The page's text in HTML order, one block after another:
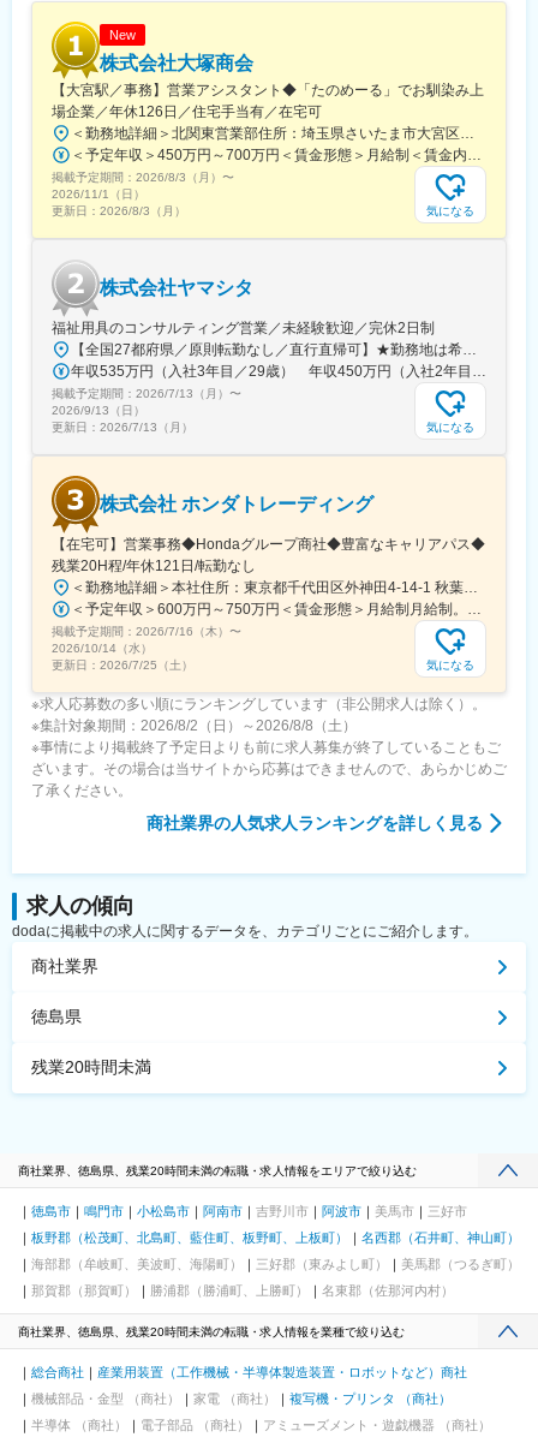
New
株式会社大塚商会
【大宮駅／事務】営業アシスタント◆「たのめーる」でお馴染み上
場企業／年休126日／住宅手当有／在宅可
＜勤務地詳細＞北関東営業部住所：埼玉県さいたま市大宮区桜木町1-195-1 大宮ソラミチKOZ 12階受動喫煙対策：屋内全面禁煙変更の範囲：会社の定める事業所（リモートワーク含む）
＜予定年収＞450万円～700万円＜賃金形態＞月給制＜賃金内訳＞月額（基本給）：274,000円～400,000円＜月給＞274,000円～400,000円＜昇給有無＞有＜残業手当＞有＜給与補足＞※経験・スキルを考慮のうえ、当社規定にて決定■昇給：年1回■賞与：年2回（7月・12月）賃金はあくまでも目安の金額であり、選考を通じて上下する可能性があります。月給(月額)は固定手当を含めた表記です。
掲載予定期間： 2026/8/3（月） 〜
2026/11/1（日）
更新日： 2026/8/3（月） 気になる
株式会社ヤマシタ
福祉用具のコンサルティング営業／未経験歓迎／完休2日制
【全国27都府県／原則転勤なし／直行直帰可】★勤務地は希望を考慮★拠点により車通勤OK※充足状況により、ご希望の勤務地での募集が終了している場合があります。※転居を伴う転勤の有無は、半年ごとに希望を伺い、選択いただけます。■東北■・宮城県（仙台市）■関東■・東京都（東京23区など）・神奈川県（横浜市など）・埼玉県（さいたま市など）・千葉県（千葉市など）・茨城県（水戸市）・栃木県（宇都宮市／足利市）・群馬県（前橋市）■東海■・愛知県（名古屋市／豊田市／豊橋市／小牧市）・静岡県（静岡市／浜松市／沼津市／焼津市／富士市）・岐阜県（岐阜市）・三重県（四日市市）■信越・北陸■・長野県（長野市）・山梨県（甲府市）・石川県（金沢市）・富山県（富山市）・福井県（福井市）■関西■・大阪府・兵庫県（神戸市／尼崎市／姫路市）・京都府（京都市）・奈良県（奈良市／天理市）・滋賀県（大津市／彦根市）・和歌山県（和歌山市／田辺市）■中国■・広島県（広島市）・岡山県（岡山市）■四国■・香川県（高松市）■九州■・福岡県（福岡市）
年収535万円（入社3年目／29歳） 年収450万円（入社2年目／26歳）
掲載予定期間： 2026/7/13（月） 〜
2026/9/13（日）
更新日： 2026/7/13（月） 気になる
株式会社 ホンダトレーディング
【在宅可】営業事務◆Hondaグループ商社◆豊富なキャリアパス◆
残業20H程/年休121日/転勤なし
＜勤務地詳細＞本社住所：東京都千代田区外神田4-14-1 秋葉原UDX南ウイング18F勤務地最寄駅：JR山手線・総武線／秋葉原駅受動喫煙対策：屋内全面禁煙変更の範囲：会社の定める事業所（リモートワーク含む）
＜予定年収＞600万円～750万円＜賃金形態＞月給制月給制。賞与昨年支給実績6.7ヶ月分。＜賃金内訳＞月額（基本給）：300,000円～410,000円＜月給＞300,000円～410,000円＜昇給有無＞有＜残業手当＞有＜給与補足＞賞与は直近3年間の平均で6.5か月分支給として計算。全社平均である20時間分の時間外手当含む。時間外手当は1分単位で支給。賃金はあくまでも目安の金額であり、選考を通じて上下する可能性があります。月給(月額)は固定手当を含めた表記です。
掲載予定期間： 2026/7/16（木） 〜
2026/10/14（水）
更新日： 2026/7/25（土） 気になる
※求人応募数の多い順にランキングしています（非公開求人は除く）。
※集計対象期間：2026/8/2（日）～2026/8/8（土）
※事情により掲載終了予定日よりも前に求人募集が終了していることもご
ざいます。その場合は当サイトから応募はできませんので、あらかじめご
了承ください。
商社業界の人気求人ランキングを詳しく見る
求人の傾向
dodaに掲載中の求人に関するデータを、カテゴリごとにご紹介します。
商社業界
徳島県
残業20時間未満
商社業界、徳島県、残業20時間未満の転職・求人情報をエリアで絞り込む
徳島市 鳴門市 小松島市 阿南市 吉野川市 阿波市 美馬市
三好市
板野郡（松茂町、北島町、藍住町、板野町、上板町）
名西郡（石井町、神山町）
海部郡（牟岐町、美波町、海陽町）
三好郡（東みよし町）
美馬郡（つるぎ町）
那賀郡（那賀町）
勝浦郡（勝浦町、上勝町） 名東郡（佐那河内村）
商社業界、徳島県、残業20時間未満の転職・求人情報を業種で絞り込む
総合商社
産業用装置（工作機械・半導体製造装置・ロボットなど）商社
機械部品・金型 （商社）
家電 （商社）
複写機・プリンタ （商社）
半導体 （商社）
電子部品 （商社）
アミューズメント・遊戯機器 （商社）